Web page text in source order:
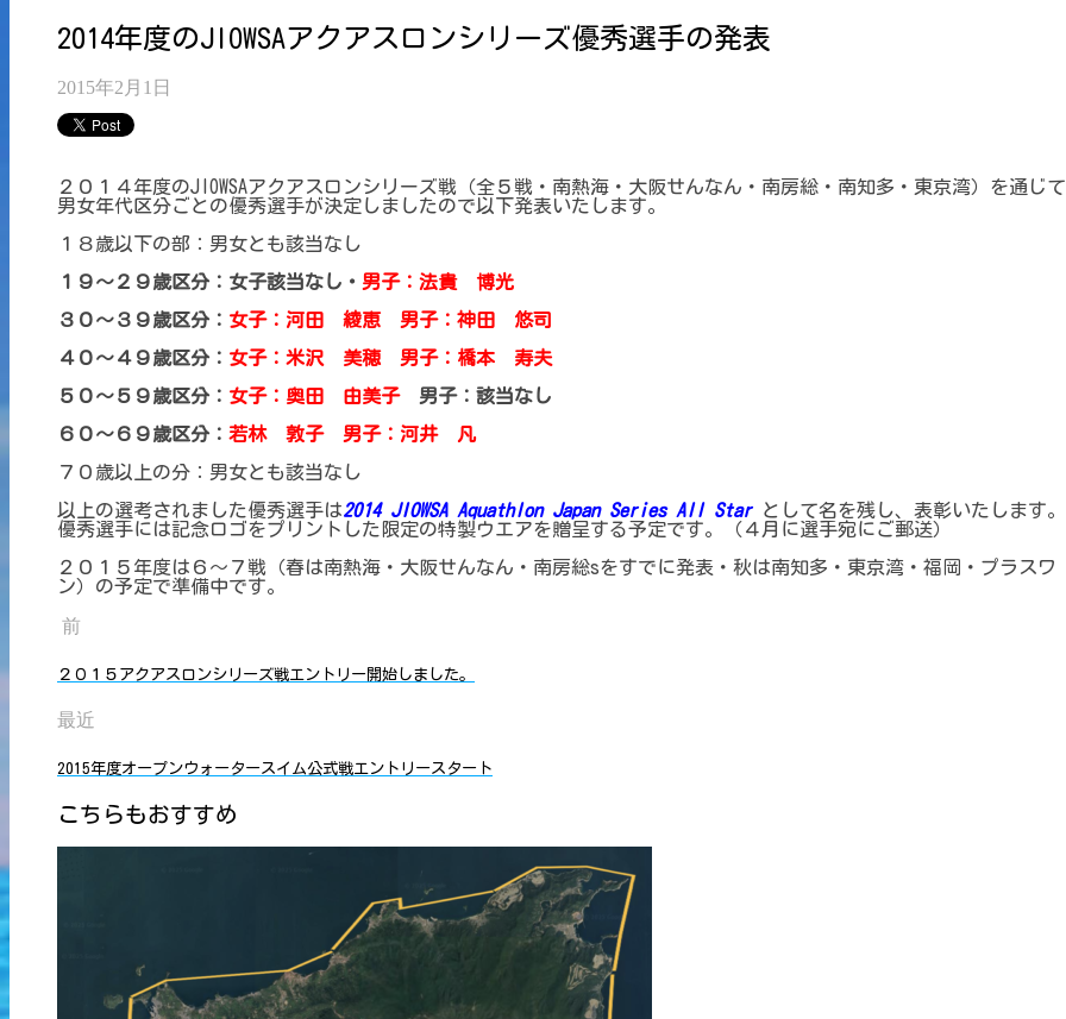
2014年度のJIOWSAアクアスロンシリーズ優秀選手の発表
2015年2月1日
２０１４年度のJIOWSAアクアスロンシリーズ戦（全５戦・南熱海・大阪せんなん・南房総・南知多・東京湾）を通じて
男女年代区分ごとの優秀選手が決定しましたので以下発表いたします。
１８歳以下の部：男女とも該当なし
１９～２９歳区分：女子該当なし・ 男子：法貴 博光
３０～３９歳区分： 女子：河田 綾恵 男子：神田 悠司
４０～４９歳区分： 女子：米沢 美穂 男子：橋本 寿夫
５０～５９歳区分： 女子：奥田 由美子男子：該当なし
６０～６９歳区分： 若林 敦子 男子：河井 凡
７０歳以上の分：男女とも該当なし
以上の選考されました優秀選手は2014 JIOWSA Aquathlon Japan Series All Star
として名を残し、表彰いたします。
優秀選手には記念ロゴをプリントした限定の特製ウエアを贈呈する予定です。（４月に選手宛にご郵送）
２０１５年度は６～７戦（春は南熱海・大阪せんなん・南房総sをすでに発表・秋は南知多・東京湾・福岡・プラスワ
ン）の予定で準備中です。
前
２０１５アクアスロンシリーズ戦エントリー開始しました。
最近
2015年度オープンウォータースイム公式戦エントリースタート
こちらもおすすめ